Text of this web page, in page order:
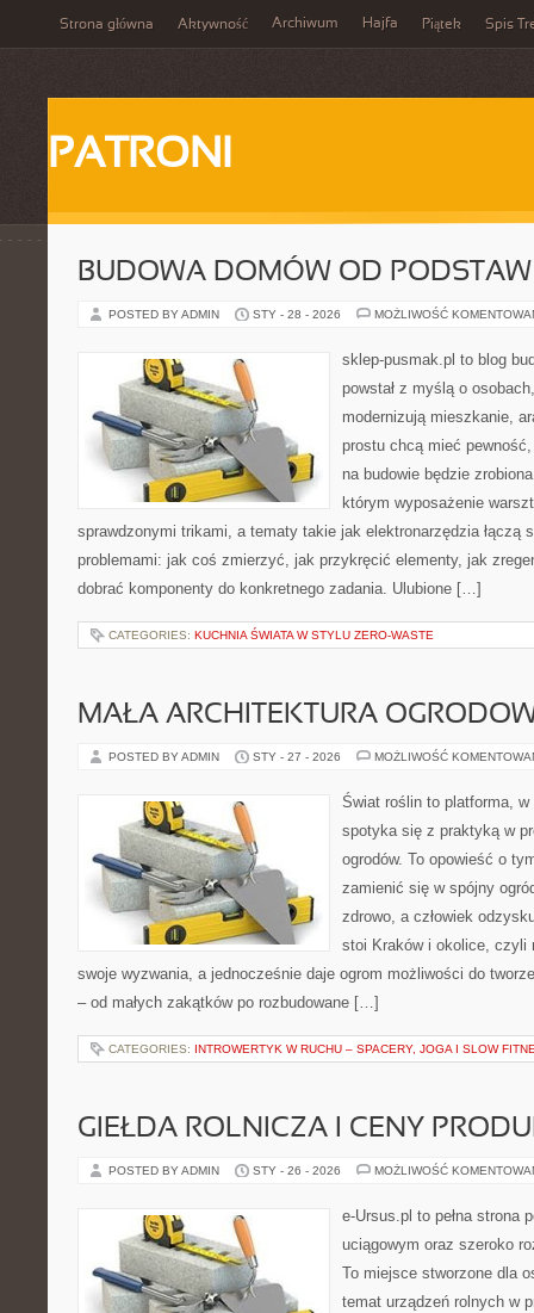
Strona główna Aktywność Archiwum Hajfa Piątek Spis
PATRONI
BUDOWA DOMÓW OD PODSTAW
POSTED BY ADMIN STY - 28 - 2026 MOŻLIWOŚĆ
sklep-pusmak.pl to blog
powstał z myślą o
modernizują mieszkanie,
prostu chcą mieć
na budowie będzie
którym wyposażenie
sprawdzonymi trikami, a tematy takie jak elektronarzędzia łączą
problemami: jak coś zmierzyć, jak przykręcić elementy, jak
dobrać komponenty do konkretnego zadania. Ulubione […]
CATEGORIES: KUCHNIA ŚWIATA W STYLU ZERO-WASTE
MAŁA ARCHITEKTURA
POSTED BY ADMIN STY - 27 - 2026 MOŻLIWOŚĆ
Świat roślin to platforma, w
spotyka się z praktyką w
ogrodów. To opowieść o
zamienić się w spójny
zdrowo, a człowiek
stoi Kraków i okolice, czyli
swoje wyzwania, a jednocześnie daje ogrom możliwości do
– od małych zakątków po rozbudowane […]
CATEGORIES: INTROWERTYK W RUCHU – SPACERY, JOGA I SLOW
GIEŁDA ROLNICZA I CENY
POSTED BY ADMIN STY - 26 - 2026 MOŻLIWOŚĆ
e-Ursus.pl to pełna strona
uciągowym oraz szeroko
To miejsce stworzone dla
temat urządzeń rolnych w